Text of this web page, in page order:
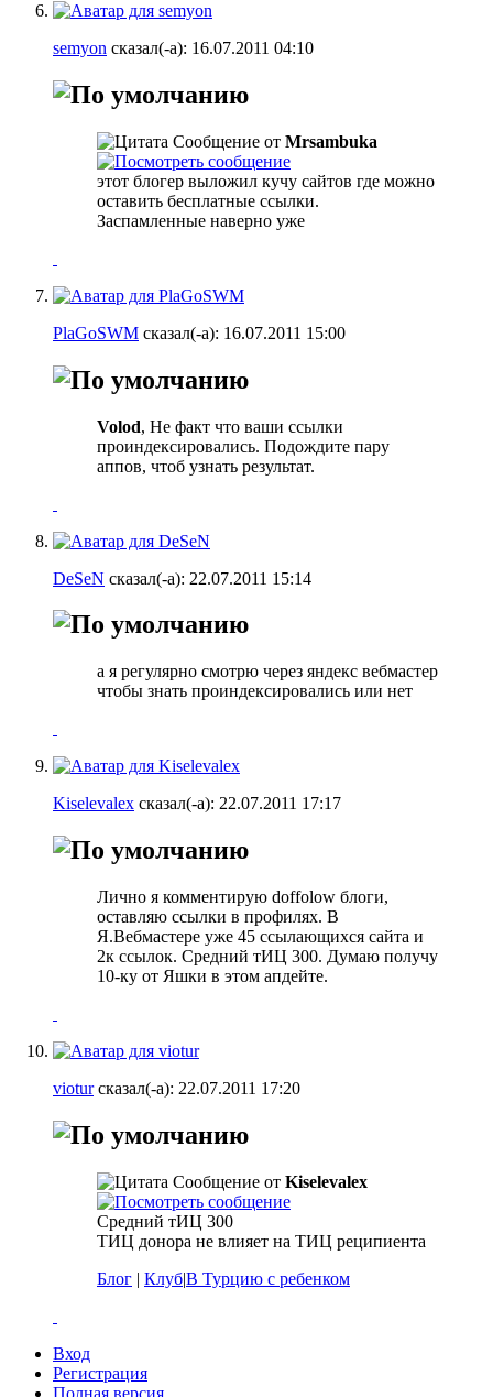
semyon сказал(-а): 16.07.2011 04:10
Сообщение от Mrsambuka
этот блогер выложил кучу сайтов где можно
оставить бесплатные ссылки.
Заспамленные наверно уже
PlaGoSWM сказал(-а): 16.07.2011 15:00
Volod, Не факт что ваши ссылки
проиндексировались. Подождите пару
аппов, чтоб узнать результат.
DeSeN сказал(-а): 22.07.2011 15:14
а я регулярно смотрю через яндекс вебмастер
чтобы знать проиндексировались или нет
Kiselevalex сказал(-а): 22.07.2011 17:17
Лично я комментирую doffolow блоги,
оставляю ссылки в профилях. В
Я.Вебмастере уже 45 ссылающихся сайта и
2к ссылок. Средний тИЦ 300. Думаю получу
10-ку от Яшки в этом апдейте.
vioturсказал(-а): 22.07.2011 17:20
Сообщение от Kiselevalex
Средний тИЦ 300
ТИЦ донора не влияет на ТИЦ реципиента
Блог | Клуб|В Турцию с ребенком
Вход
Регистрация
Полная версия